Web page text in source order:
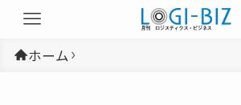
ホーム